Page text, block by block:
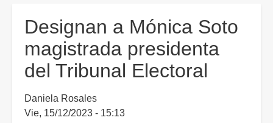
Designan a Mónica Soto
magistrada presidenta
del Tribunal Electoral
Daniela Rosales
Vie, 15/12/2023 - 15:13